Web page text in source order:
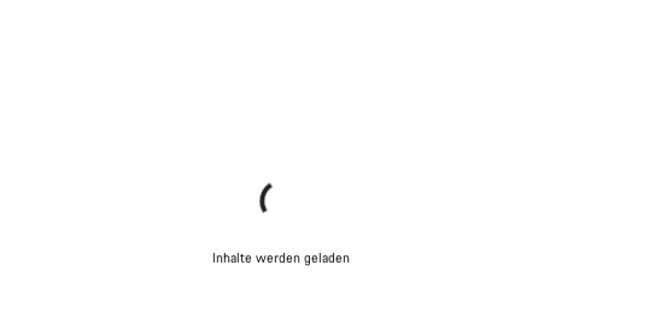
Inhalte werden geladen